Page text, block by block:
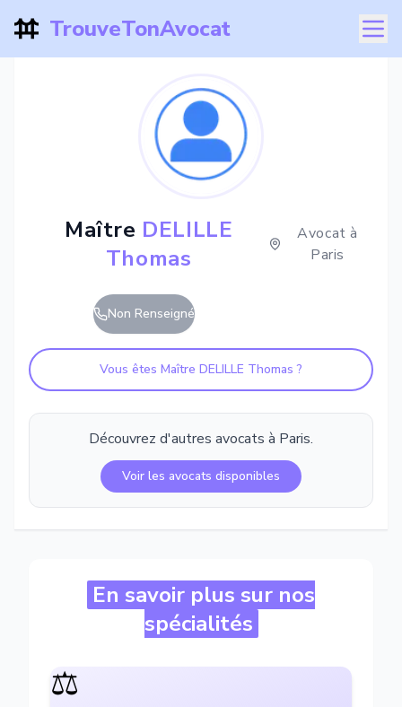
TrouveTonAvocat
Maître DELILLE
Thomas
Avocat à
Paris
Non Renseigné
Vous êtes Maître DELILLE Thomas ?
Découvrez d'autres avocats à Paris.
Voir les avocats disponibles
En savoir plus sur nos
spécialités
⚖️